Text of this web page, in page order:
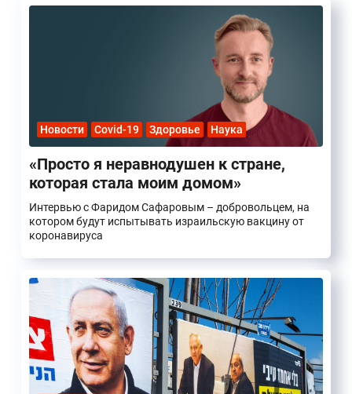
Новости Covid-19 Здоровье Наука
«Просто я неравнодушен к стране,
которая стала моим домом»
Интервью с Фаридом Сафаровым – добровольцем, на
котором будут испытывать израильскую вакцину от
коронавируса